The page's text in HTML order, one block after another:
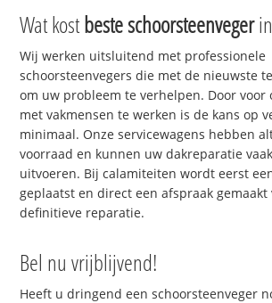
Wat kostbeste schoorsteenveger
Wij werken uitsluitend met professionele
schoorsteenvegers die met de nieuwste
om uw probleem te verhelpen. Door voor
met vakmensen te werken is de kans op
minimaal. Onze servicewagens hebben
voorraad en kunnen uw dakreparatie
uitvoeren. Bij calamiteiten wordt eerst
geplaatst en direct een afspraak gemaakt
definitieve reparatie.
Bel nu vrijblijvend!
Heeft u dringend een schoorsteenveger